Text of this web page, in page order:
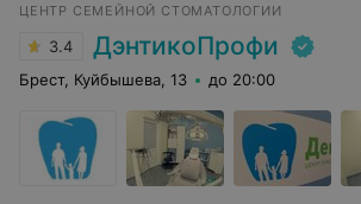
ЦЕНТР СЕМЕЙНОЙ СТОМАТОЛОГИИ
3.4 ДэнтикоПрофи
Брест, Куйбышева, 13 до 20:00